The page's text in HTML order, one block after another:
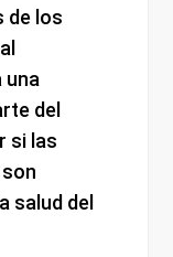
de los
una
del
si las
salud del